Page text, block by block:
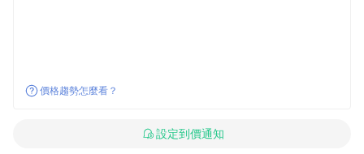
價格趨勢怎麼看？
設定到價通知